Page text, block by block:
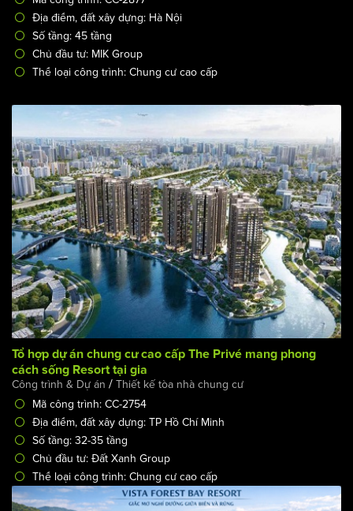
cách sống hiện đại, sang trọng tại Hà Nội
Công trình & Dự án/ Thiết kế tòa nhà chung cư
Mã công trình: CC-2877
Địa điểm, đất xây dựng: Hà Nội
Số tầng: 45 tầng
Thể loại công trình: Chung cư cao cấp
Tổ hợp dự án chung cư cao cấp The Privé mang phong
cách sống Resort tại gia
Công trình & Dự án/ Thiết kế tòa nhà chung cư
Mã công trình: CC-2754
Địa điểm, đất xây dựng: TP Hồ Chí Minh
Số tầng: 32-35 tầng
Chủ đầu tư: Đất Xanh Group